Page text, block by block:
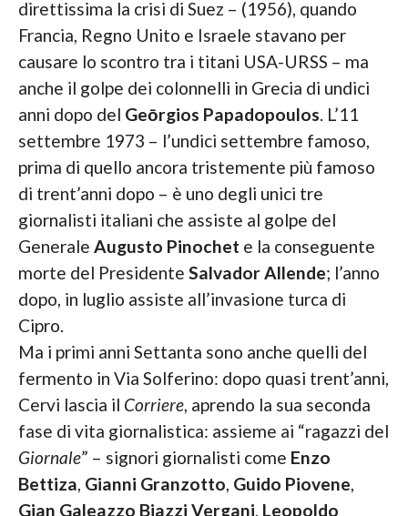
direttissima la crisi di Suez – (1956), quando
Francia, Regno Unito e Israele stavano per
causare lo scontro tra i titani USA-URSS – ma
anche il golpe dei colonnelli in Grecia di undici
anni dopo del Geōrgios Papadopoulos. L’11
settembre 1973 – l’undici settembre famoso,
prima di quello ancora tristemente più famoso
di trent’anni dopo – è uno degli unici tre
giornalisti italiani che assiste al golpe del
Generale Augusto Pinochet e la conseguente
morte del Presidente Salvador Allende; l’anno
dopo, in luglio assiste all’invasione turca di
Cipro.
Ma i primi anni Settanta sono anche quelli del
fermento in Via Solferino: dopo quasi trent’anni,
Cervi lascia il Corriere, aprendo la sua seconda
fase di vita giornalistica: assieme ai “ragazzi del
Giornale” – signori giornalisti come Enzo
Bettiza, Gianni Granzotto, Guido Piovene,
Gian Galeazzo Biazzi Vergani, Leopoldo